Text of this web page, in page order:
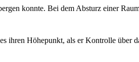
konnte. Bei dem Absturz einer
ihren Höhepunkt, als er Kontrolle